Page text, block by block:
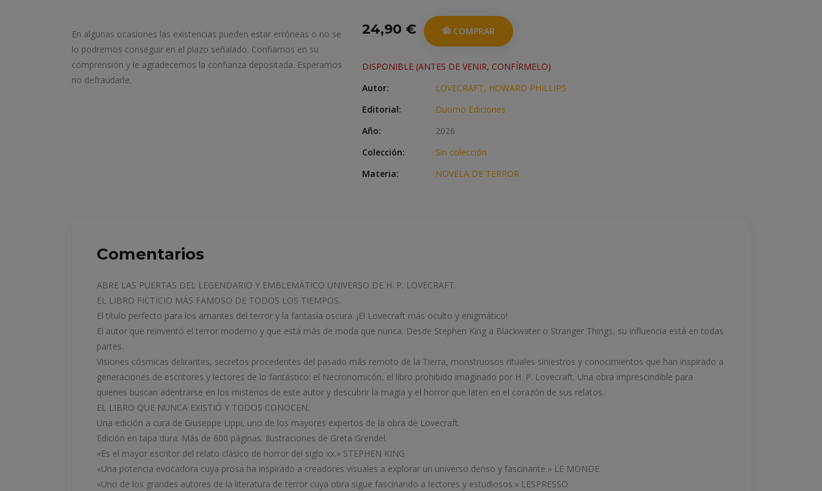
En algunas ocasiones las existencias pueden estar erróneas o no se
lo podremos conseguir en el plazo señalado. Confiamos en su
comprensión y le agradecemos la confianza depositada. Esperamos
no defraudarle.
24,90 € COMPRAR
DISPONIBLE (ANTES DE VENIR, CONFÍRMELO)
Autor:
LOVECRAFT, HOWARD PHILLIPS
Editorial:
Duomo Ediciones
Año:
2026
Colección:
Sin colección
Materia:
NOVELA DE TERROR
Comentarios
ABRE LAS PUERTAS DEL LEGENDARIO Y EMBLEMÁTICO UNIVERSO DE H. P. LOVECRAFT.
EL LIBRO FICTICIO MÁS FAMOSO DE TODOS LOS TIEMPOS.
El título perfecto para los amantes del terror y la fantasía oscura. ¡El Lovecraft más oculto y enigmático!
El autor que reinventó el terror moderno y que está más de moda que nunca. Desde Stephen King a Blackwater o Stranger Things, su influencia está en todas
partes.
Visiones cósmicas delirantes, secretos procedentes del pasado más remoto de la Tierra, monstruosos rituales siniestros y conocimientos que han inspirado a
generaciones de escritores y lectores de lo fantástico: el Necronomicón, el libro prohibido imaginado por H. P. Lovecraft. Una obra imprescindible para
quienes buscan adentrarse en los misterios de este autor y descubrir la magia y el horror que laten en el corazón de sus relatos.
EL LIBRO QUE NUNCA EXISTIÓ Y TODOS CONOCEN.
Una edición a cura de Giuseppe Lippi, uno de los mayores expertos de la obra de Lovecraft.
Edición en tapa dura. Más de 600 páginas. Ilustraciones de Greta Grendel.
«Es el mayor escritor del relato clásico de horror del siglo xx.» STEPHEN KING
«Una potencia evocadora cuya prosa ha inspirado a creadores visuales a explorar un universo denso y fascinante.» LE MONDE
«Uno de los grandes autores de la literatura de terror cuya obra sigue fascinando a lectores y estudiosos.» LESPRESSO